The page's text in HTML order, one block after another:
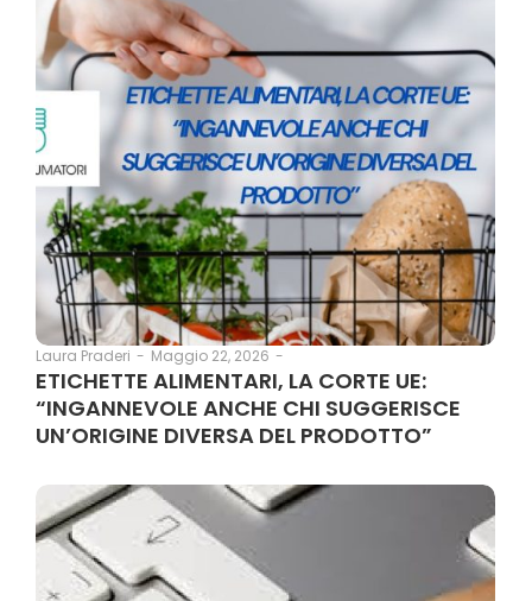
Laura Praderi - Maggio 22, 2026 -
ETICHETTE ALIMENTARI, LA CORTE UE:
“INGANNEVOLE ANCHE CHI SUGGERISCE
UN’ORIGINE DIVERSA DEL PRODOTTO”